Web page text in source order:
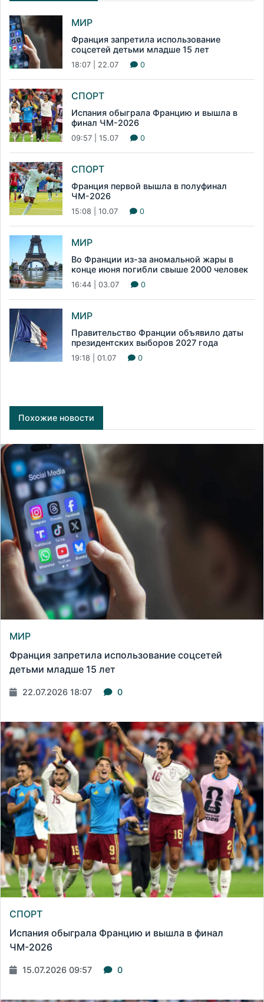
МИР
Франция запретила использование
соцсетей детьми младше 15 лет
18:07 | 22.07 0
СПОРТ
Испания обыграла Францию и вышла в
финал ЧМ-2026
09:57 | 15.07 0
СПОРТ
Франция первой вышла в полуфинал
ЧМ-2026
15:08 | 10.07 0
МИР
Во Франции из-за аномальной жары в
конце июня погибли свыше 2000 человек
16:44 | 03.07 0
МИР
Правительство Франции объявило даты
президентских выборов 2027 года
19:18 | 01.07 0
Похожие новости
МИР
Франция запретила использование соцсетей
детьми младше 15 лет
22.07.2026 18:07 0
СПОРТ
Испания обыграла Францию и вышла в финал
ЧМ-2026
15.07.2026 09:57 0